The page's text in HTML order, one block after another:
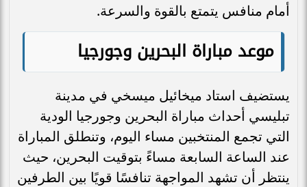
أمام منافس يتمتع بالقوة والسرعة.
موعد مباراة البحرين وجورجيا
يستضيف استاد ميخائيل ميسخي في مدينة
تبليسي أحداث مباراة البحرين وجورجيا الودية
التي تجمع المنتخبين مساء اليوم، وتنطلق المباراة
عند الساعة السابعة مساءً بتوقيت البحرين، حيث
ينتظر أن تشهد المواجهة تنافسًا قويًا بين الطرفين